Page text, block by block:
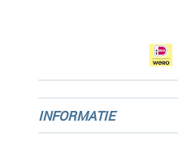
INFORMATIE